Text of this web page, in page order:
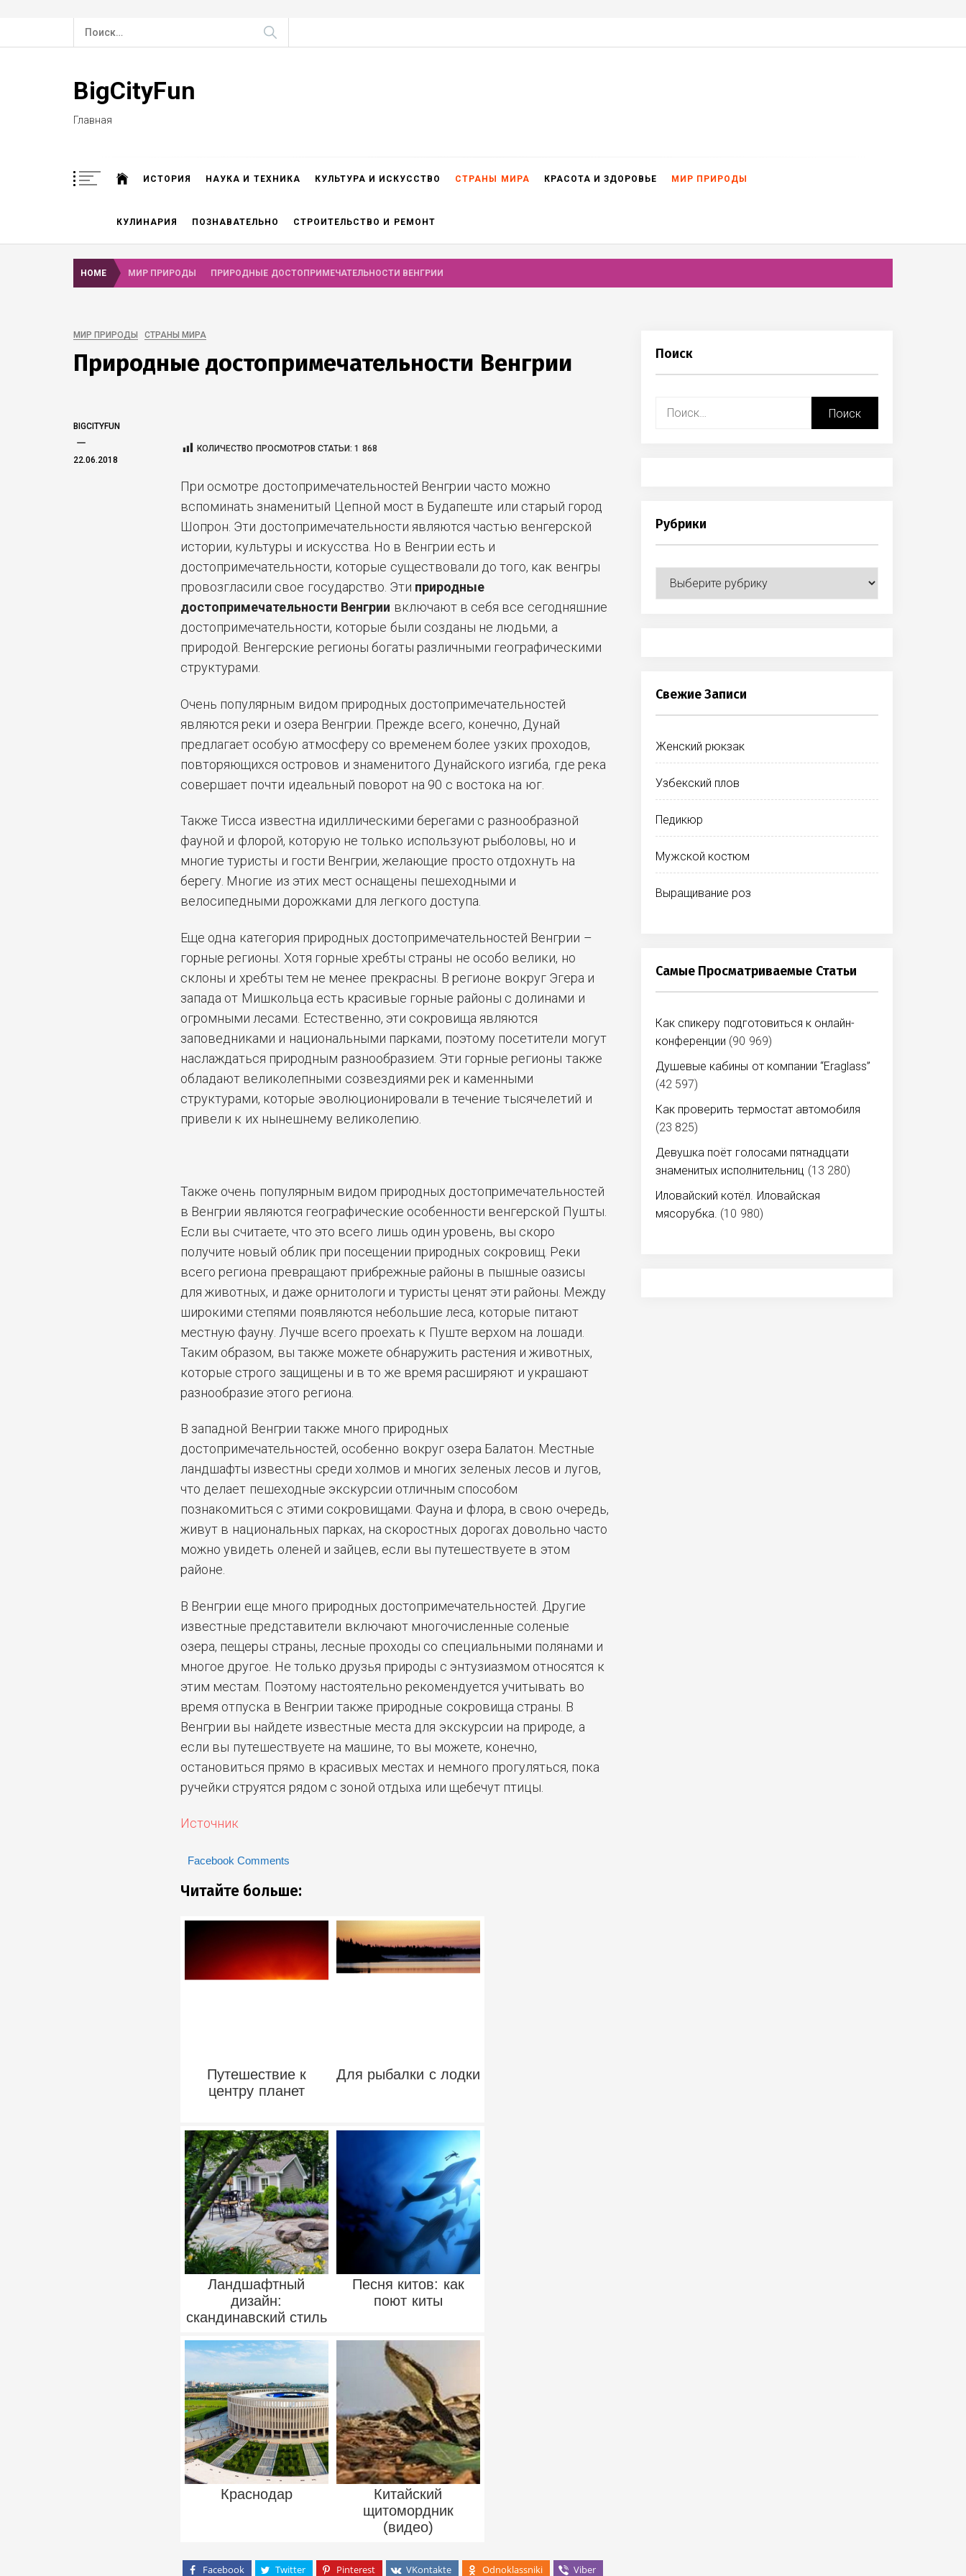
to
Найти:
BigCityFun
Главная
ИСТОРИЯ НАУКА И ТЕХНИКА КУЛЬТУРА И ИСКУССТВО СТРАНЫ МИРА КРАСОТА И ЗДОРОВЬЕ МИР ПРИРОДЫ
КУЛИНАРИЯ ПОЗНАВАТЕЛЬНО СТРОИТЕЛЬСТВО И РЕМОНТ
HOME МИР ПРИРОДЫ ПРИРОДНЫЕ ДОСТОПРИМЕЧАТЕЛЬНОСТИ ВЕНГРИИ
МИР ПРИРОДЫ СТРАНЫ МИРА
Природные достопримечательности Венгрии
BIGCITYFUN
22.06.2018
КОЛИЧЕСТВО ПРОСМОТРОВ СТАТЬИ:1 868
При осмотре достопримечательностей Венгрии часто можно
вспоминать знаменитый Цепной мост в Будапеште или старый город
Шопрон. Эти достопримечательности являются частью венгерской
истории, культуры и искусства. Но в Венгрии есть и
достопримечательности, которые существовали до того, как венгры
провозгласили свое государство. Эти природные
достопримечательности Венгрии включают в себя все сегодняшние
достопримечательности, которые были созданы не людьми, а
природой. Венгерские регионы богаты различными географическими
структурами.
Очень популярным видом природных достопримечательностей
являются реки и озера Венгрии. Прежде всего, конечно, Дунай
предлагает особую атмосферу со временем более узких проходов,
повторяющихся островов и знаменитого Дунайского изгиба, где река
совершает почти идеальный поворот на 90 с востока на юг.
Также Тисса известна идиллическими берегами с разнообразной
фауной и флорой, которую не только используют рыболовы, но и
многие туристы и гости Венгрии, желающие просто отдохнуть на
берегу. Многие из этих мест оснащены пешеходными и
велосипедными дорожками для легкого доступа.
Еще одна категория природных достопримечательностей Венгрии –
горные регионы. Хотя горные хребты страны не особо велики, но
склоны и хребты тем не менее прекрасны. В регионе вокруг Эгера и
запада от Мишкольца есть красивые горные районы с долинами и
огромными лесами. Естественно, эти сокровища являются
заповедниками и национальными парками, поэтому посетители могут
наслаждаться природным разнообразием. Эти горные регионы также
обладают великолепными созвездиями рек и каменными
структурами, которые эволюционировали в течение тысячелетий и
привели к их нынешнему великолепию.
Также очень популярным видом природных достопримечательностей
в Венгрии являются географические особенности венгерской Пушты.
Если вы считаете, что это всего лишь один уровень, вы скоро
получите новый облик при посещении природных сокровищ. Реки
всего региона превращают прибрежные районы в пышные оазисы
для животных, и даже орнитологи и туристы ценят эти районы. Между
широкими степями появляются небольшие леса, которые питают
местную фауну. Лучше всего проехать к Пуште верхом на лошади.
Таким образом, вы также можете обнаружить растения и животных,
которые строго защищены и в то же время расширяют и украшают
разнообразие этого региона.
В западной Венгрии также много природных
достопримечательностей, особенно вокруг озера Балатон. Местные
ландшафты известны среди холмов и многих зеленых лесов и лугов,
что делает пешеходные экскурсии отличным способом
познакомиться с этими сокровищами. Фауна и флора, в свою очередь,
живут в национальных парках, на скоростных дорогах довольно часто
можно увидеть оленей и зайцев, если вы путешествуете в этом
районе.
В Венгрии еще много природных достопримечательностей. Другие
известные представители включают многочисленные соленые
озера, пещеры страны, лесные проходы со специальными полянами и
многое другое. Не только друзья природы с энтузиазмом относятся к
этим местам. Поэтому настоятельно рекомендуется учитывать во
время отпуска в Венгрии также природные сокровища страны. В
Венгрии вы найдете известные места для экскурсии на природе, а
если вы путешествуете на машине, то вы можете, конечно,
остановиться прямо в красивых местах и немного прогуляться, пока
ручейки струятся рядом с зоной отдыха или щебечут птицы.
Источник
Facebook Comments
Читайте больше:
Путешествие к
центру планет
Для рыбалки с лодки
Ландшафтный
дизайн:
скандинавский стиль
Песня китов: как
поют киты
Краснодар
Китайский
щитомордник
(видео)
Facebook Twitter Pinterest VKontakte Odnoklassniki Viber
Поиск
Найти:
Рубрики
Рубрики
Свежие Записи
Женский рюкзак
Узбекский плов
Педикюр
Мужской костюм
Выращивание роз
Самые Просматриваемые Статьи
Как спикеру подготовиться к онлайн-
конференции (90 969)
Душевые кабины от компании “Eraglass”
(42 597)
Как проверить термостат автомобиля
(23 825)
Девушка поёт голосами пятнадцати
знаменитых исполнительниц (13 280)
Иловайский котёл. Иловайская
мясорубка. (10 980)